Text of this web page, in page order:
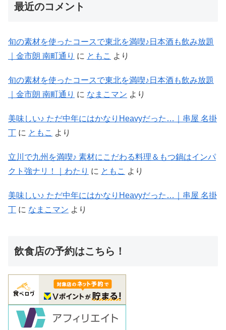
最近のコメント
旬の素材を使ったコースで東北を満喫♪日本酒も飲み放題
｜金市朗 南町通り に ともこ より
旬の素材を使ったコースで東北を満喫♪日本酒も飲み放題
｜金市朗 南町通り に なまこマン より
美味しい♪ ただ中年にはかなりHeavyだった…｜串屋 名掛
丁 に ともこ より
立川で九州を満喫♪ 素材にこだわる料理＆もつ鍋はインパ
クト強ナリ！｜わたり に ともこ より
美味しい♪ ただ中年にはかなりHeavyだった…｜串屋 名掛
丁 に なまこマン より
飲食店の予約はこちら！